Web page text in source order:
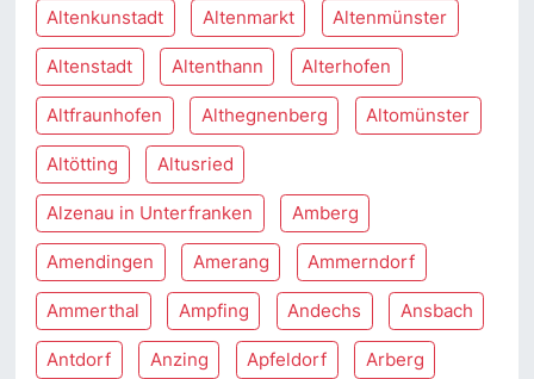
Altenkunstadt Altenmarkt Altenmünster
Altenstadt Altenthann Alterhofen
Altfraunhofen Althegnenberg Altomünster
Altötting Altusried
Alzenau in Unterfranken Amberg
Amendingen Amerang Ammerndorf
Ammerthal Ampfing Andechs Ansbach
Antdorf Anzing Apfeldorf Arberg